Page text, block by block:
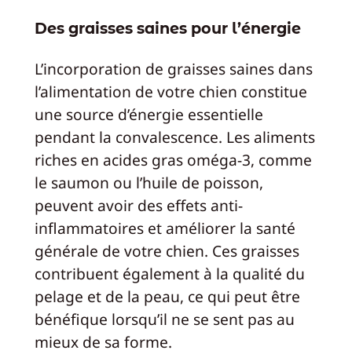
Des graisses saines pour l’énergie
L’incorporation de graisses saines dans
l’alimentation de votre chien constitue
une source d’énergie essentielle
pendant la convalescence. Les aliments
riches en acides gras oméga-3, comme
le saumon ou l’huile de poisson,
peuvent avoir des effets anti-
inflammatoires et améliorer la santé
générale de votre chien. Ces graisses
contribuent également à la qualité du
pelage et de la peau, ce qui peut être
bénéfique lorsqu’il ne se sent pas au
mieux de sa forme.